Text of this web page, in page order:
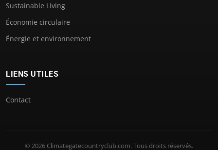
Sustainable Living
Économie circulaire
Énergie et environnement
LIENS UTILES
Contact
© 2026 Climategatecountryclub.com. Tous droits réservés.